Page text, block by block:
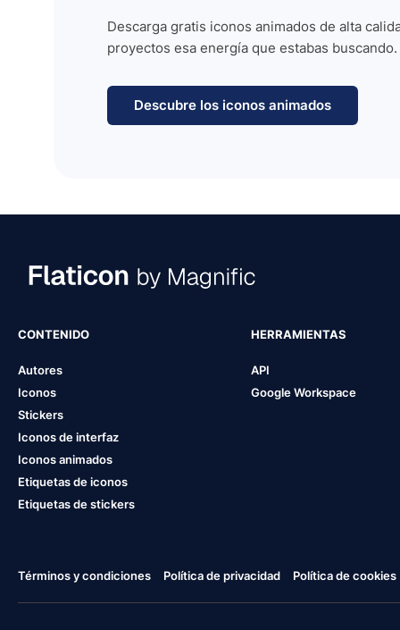
Descarga gratis iconos animados de alta
proyectos esa energía que estabas buscando.
Descubre los iconos animados
CONTENIDO
Autores
Iconos
Stickers
Iconos de interfaz
Iconos animados
Etiquetas de iconos
Etiquetas de stickers
HERRAMIENTAS
API
Google Workspace
Términos y condiciones Política de privacidad Política de cookies